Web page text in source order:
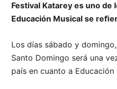
Festival Katarey es uno
Educación Musical se
Los días sábado y
Santo Domingo será una
país en cuanto a